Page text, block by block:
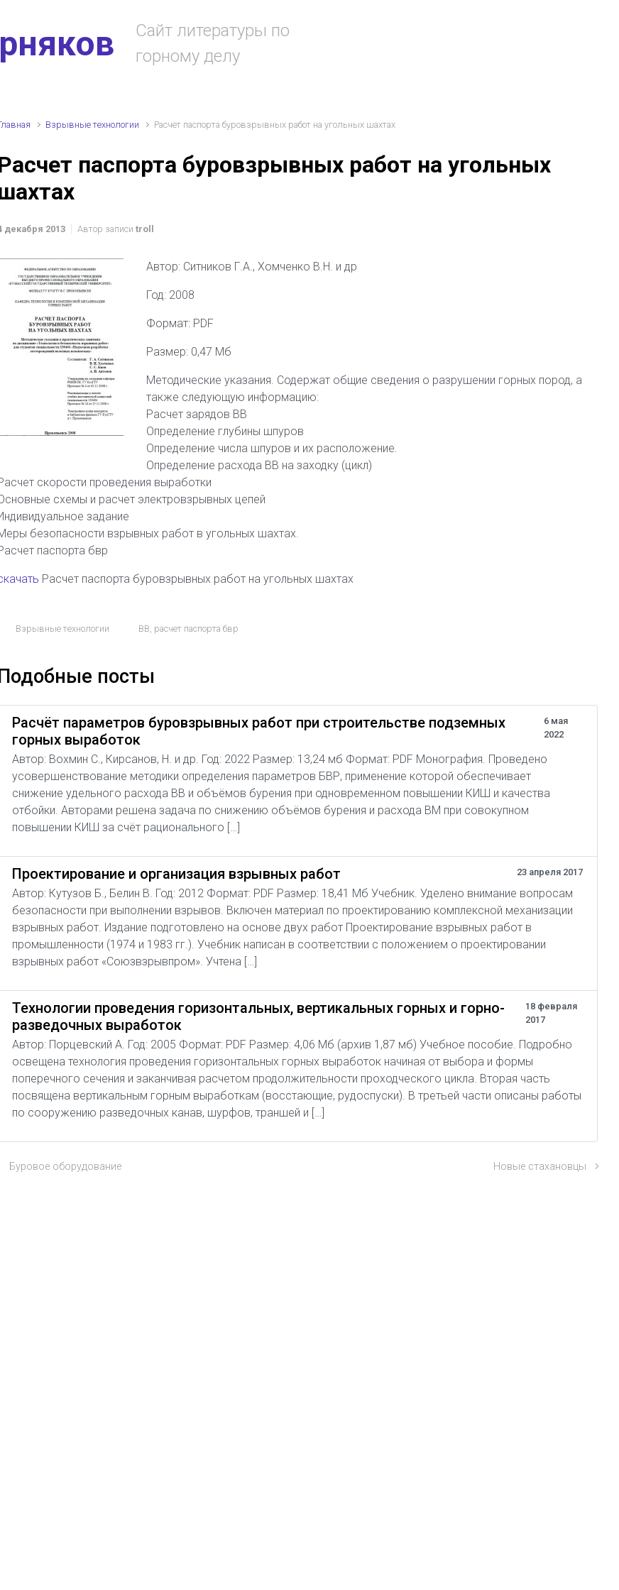
Сайт литературы по
горному делу
Взрывные технологии Расчет паспорта буровзрывных работ на угольных шахтах
паспорта буровзрывных работ на угольных
декабря 2013 Автор записи troll
Автор: Ситников Г.А., Хомченко В.Н. и др
Год: 2008
Формат: PDF
Размер: 0,47 Мб
Методические указания. Содержат общие сведения о разрушении горных пород, а
также следующую информацию:
Расчет зарядов ВВ
Определение глубины шпуров
Определение числа шпуров и их расположение.
Определение расхода ВВ на заходку (цикл)
скорости проведения выработки
схемы и расчет электровзрывных цепей
задание
безопасности взрывных работ в угольных шахтах.
паспорта бвр
Расчет паспорта буровзрывных работ на угольных шахтах
Взрывные технологии ВВ, расчет паспорта бвр
посты
Расчёт параметров буровзрывных работ при строительстве подземных
горных выработок
6 мая
2022
Автор: Вохмин С., Кирсанов, Н. и др. Год: 2022 Размер: 13,24 мб Формат: PDF Монография. Проведено
усовершенствование методики определения параметров БВР, применение которой обеспечивает
снижение удельного расхода ВВ и объёмов бурения при одновременном повышении КИШ и качества
отбойки. Авторами решена задача по снижению объёмов бурения и расхода ВМ при совокупном
повышении КИШ за счёт рационального […]
Проектирование и организация взрывных работ 23 апреля 2017
Автор: Кутузов Б., Белин В. Год: 2012 Формат: PDF Размер: 18,41 Мб Учебник. Уделено внимание вопросам
безопасности при выполнении взрывов. Включен материал по проектированию комплексной механизации
взрывных работ. Издание подготовлено на основе двух работ Проектирование взрывных работ в
промышленности (1974 и 1983 гг.). Учебник написан в соответствии с положением о проектировании
взрывных работ «Союзвзрывпром». Учтена […]
Технологии проведения горизонтальных, вертикальных горных и горно-
разведочных выработок
18 февраля
2017
Автор: Порцевский А. Год: 2005 Формат: PDF Размер: 4,06 Мб (архив 1,87 мб) Учебное пособие. Подробно
освещена технология проведения горизонтальных горных выработок начиная от выбора и формы
поперечного сечения и заканчивая расчетом продолжительности проходческого цикла. Вторая часть
посвящена вертикальным горным выработкам (восстающие, рудоспуски). В третьей части описаны работы
по сооружению разведочных канав, шурфов, траншей и […]
Буровое оборудование Новые стахановцы